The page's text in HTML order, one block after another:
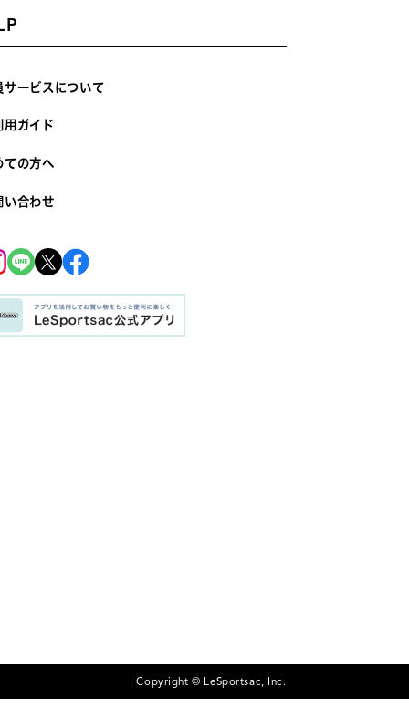
サービスについて
用ガイド
ての方へ
い合わせ
Copyright © LeSportsac, Inc.